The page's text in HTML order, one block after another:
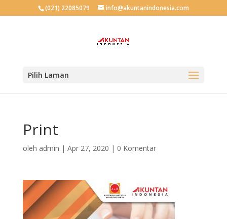
(021) 22085079 info@akuntanindonesia.com
Pilih Laman
Print
oleh admin | Apr 27, 2020 | 0 Komentar